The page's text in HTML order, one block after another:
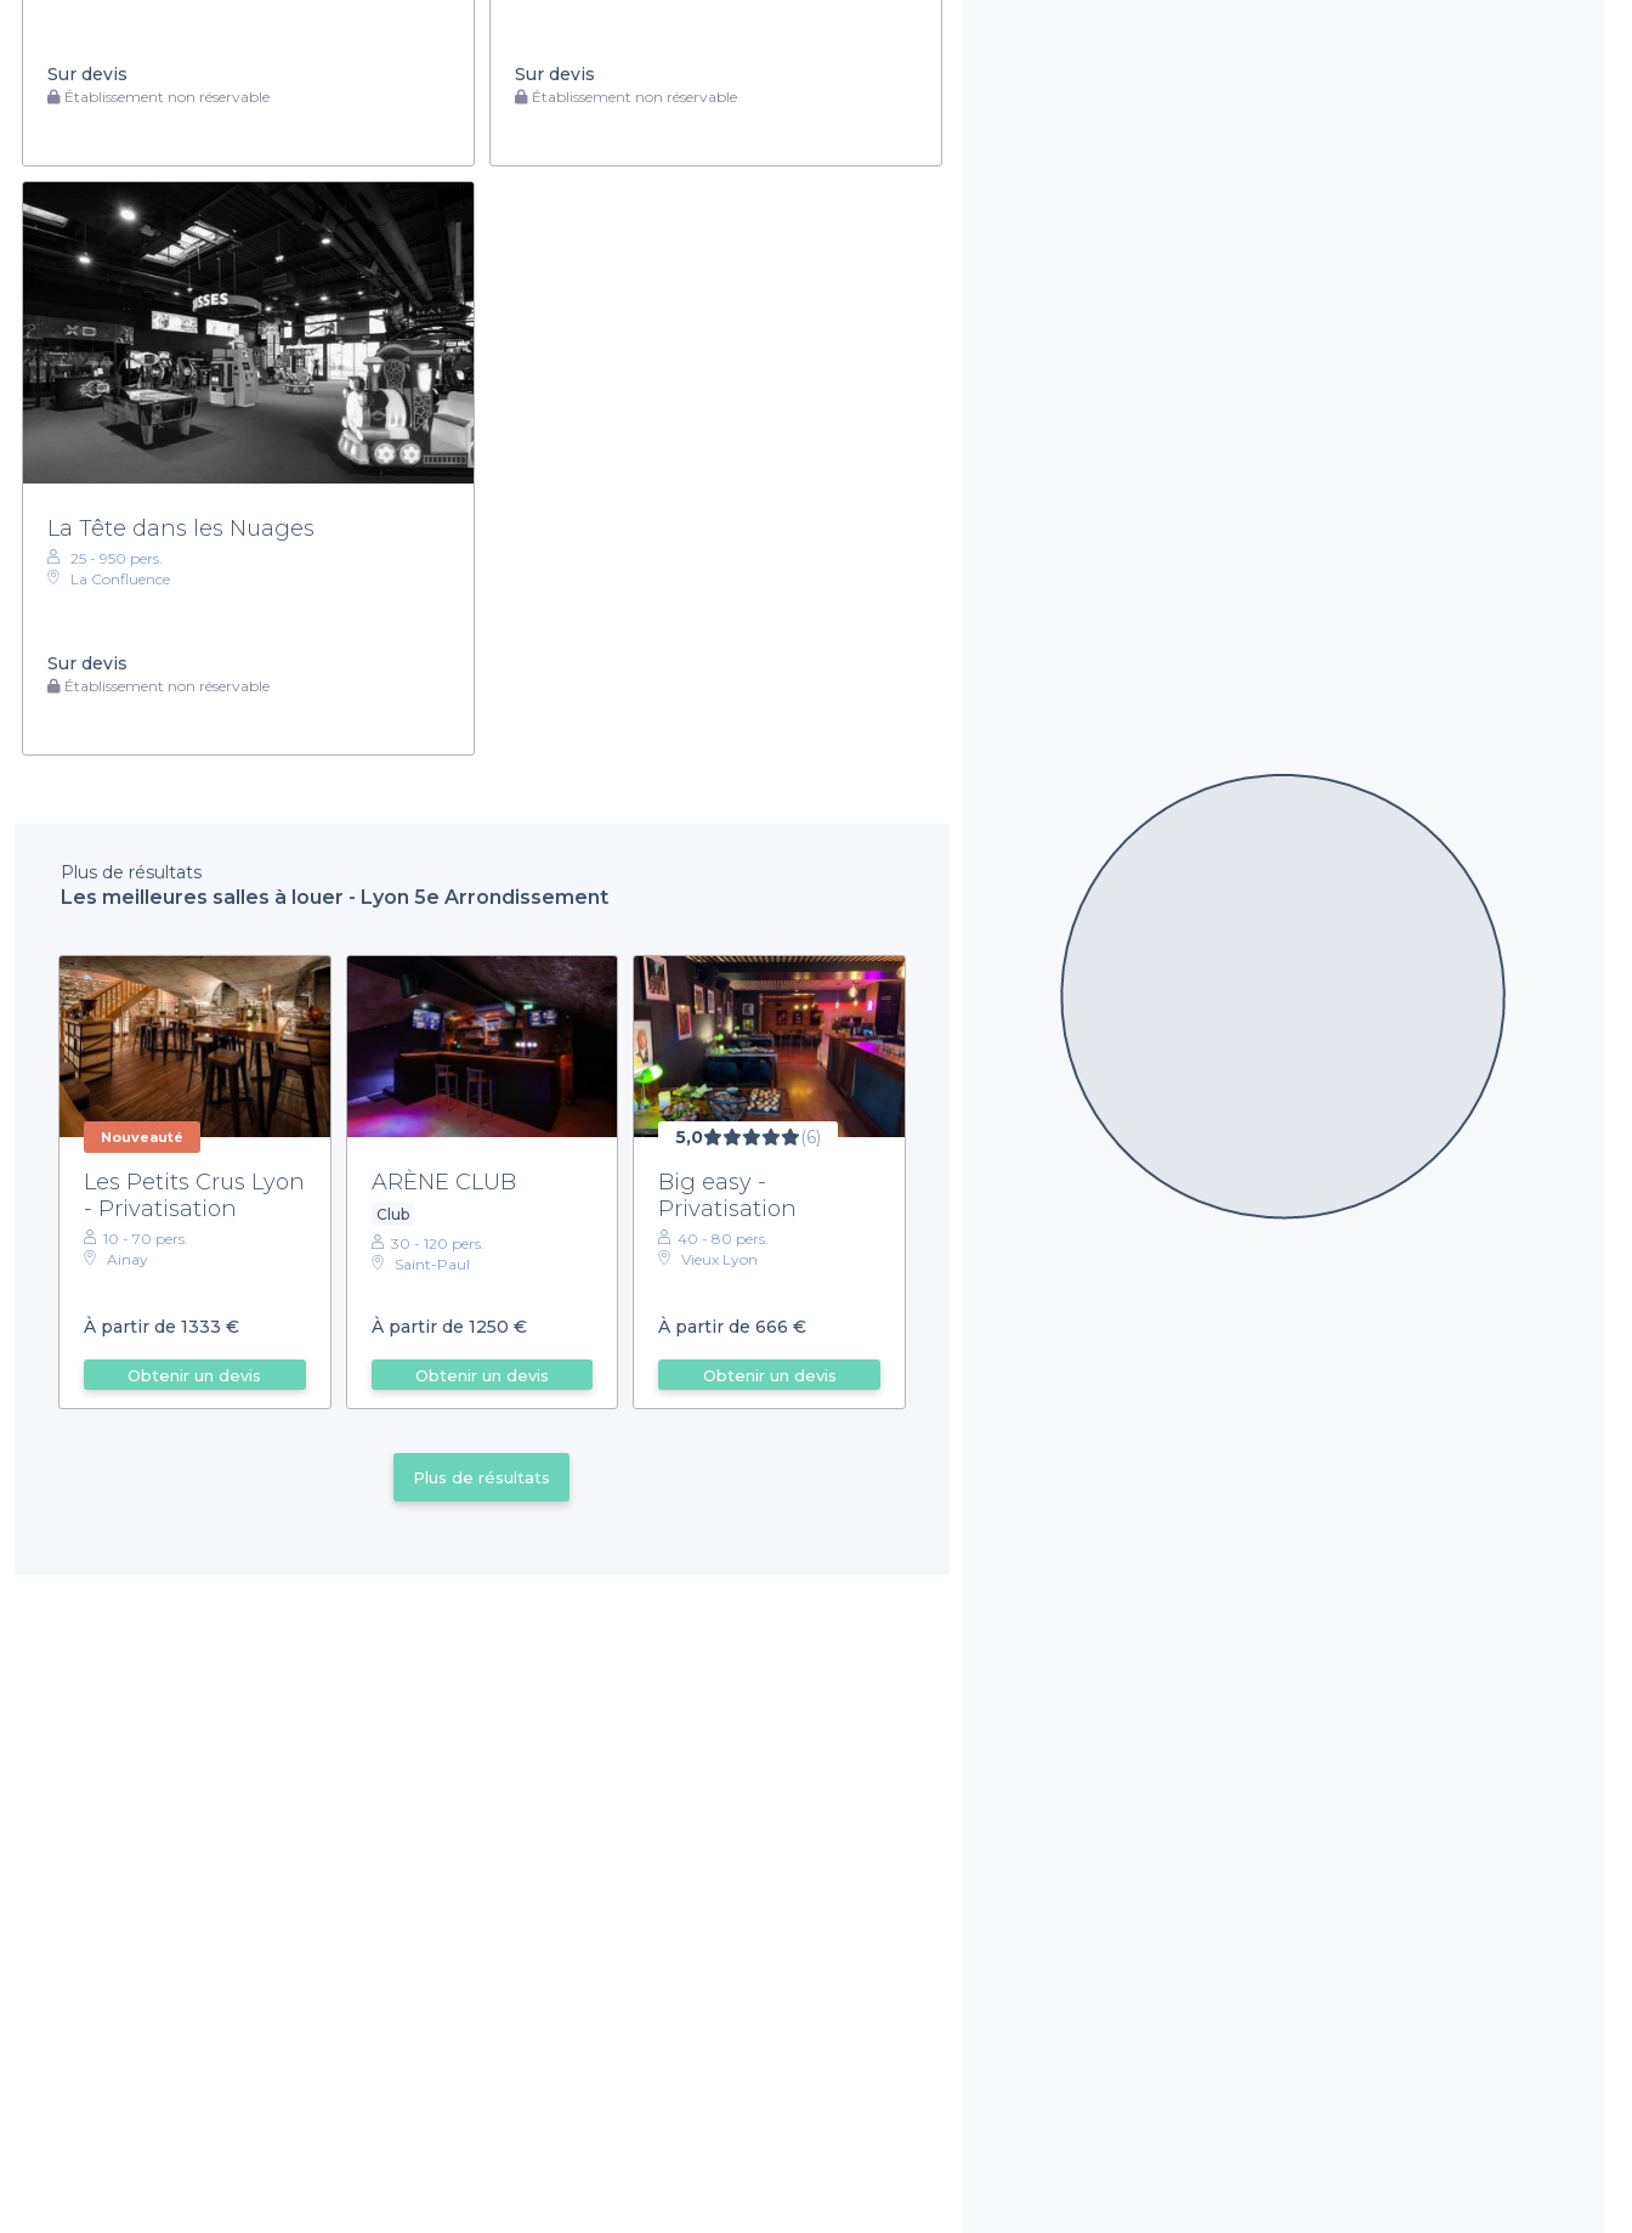
Sur devis
Établissement non réservable
Sur devis
Établissement non réservable
La Tête dans les Nuages
25 - 950 pers.
La Confluence
Sur devis
Établissement non réservable
Plus de résultats
Les meilleures salles à louer - Lyon 5e Arrondissement
Nouveauté
Les Petits Crus Lyon
- Privatisation
10 - 70 pers.
Ainay
À partir de 1333 €
Obtenir un devis
ARÈNE CLUB
Club
30 - 120 pers.
Saint-Paul
À partir de 1250 €
Obtenir un devis
5,0 (6)
Big easy -
Privatisation
40 - 80 pers.
Vieux Lyon
À partir de 666 €
Obtenir un devis
Plus de résultats